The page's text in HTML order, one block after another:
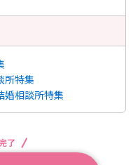
所特集
婚相談所特集
了